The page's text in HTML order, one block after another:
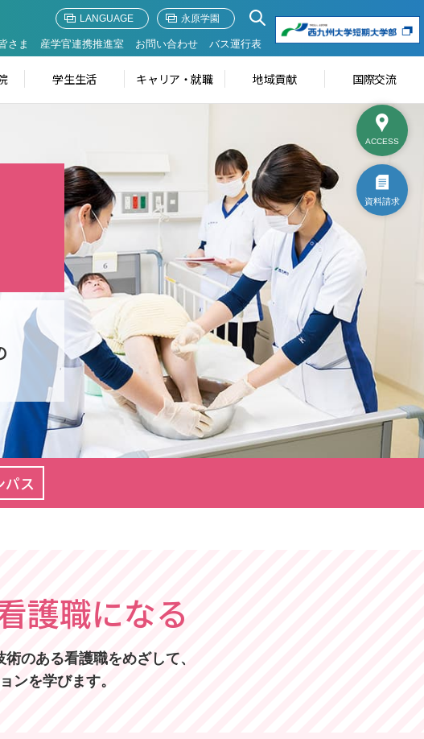
ACCESS
資料請求
さま 産学官連携推進室 お問い合わせ バス運行表
LANGUAGE 永原学園
学生生活 キャリア・就職 地域貢献 国際交流
パス
護職になる
のある看護職をめざして、
ンを学びます。